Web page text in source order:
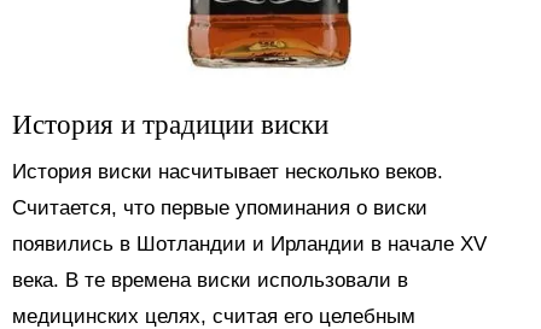
История и традиции виски
История виски насчитывает несколько веков.
Считается, что первые упоминания о виски
появились в Шотландии и Ирландии в начале XV
века. В те времена виски использовали в
медицинских целях, считая его целебным